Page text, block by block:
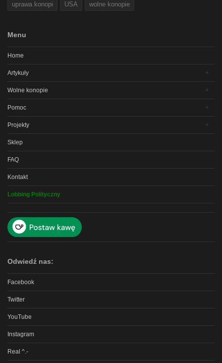
uprawa konopi USA wolne konopie
Menu
Home
Artykuły
Wolne konopie
Pomoc
Projekty
Sklep
FAQ
Kontakt
Lobbing Polityczny
Odwiedź nas:
Facebook
Twitter
YouTube
Instagram
Real ^.-